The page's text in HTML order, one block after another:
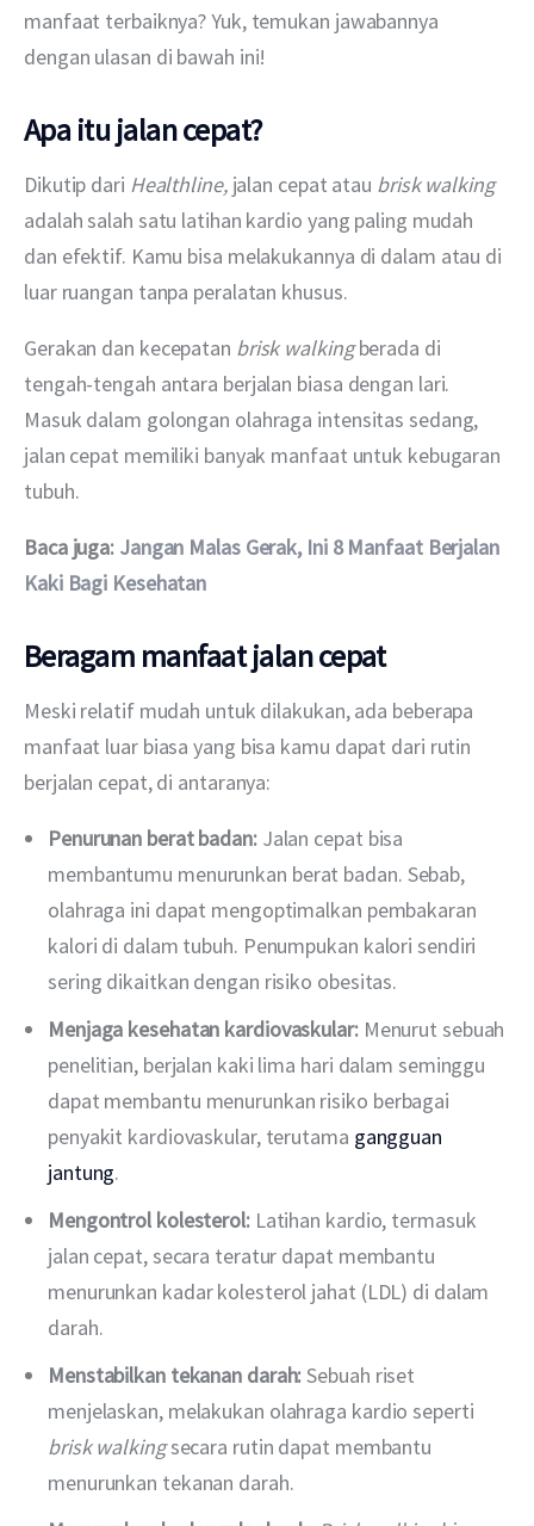
manfaat terbaiknya? Yuk, temukan jawabannya
dengan ulasan di bawah ini!
Apa itu jalan cepat?
Dikutip dari Healthline, jalan cepat atau brisk walking
adalah salah satu latihan kardio yang paling mudah
dan efektif. Kamu bisa melakukannya di dalam atau di
luar ruangan tanpa peralatan khusus.
Gerakan dan kecepatan brisk walking berada di
tengah-tengah antara berjalan biasa dengan lari.
Masuk dalam golongan olahraga intensitas sedang,
jalan cepat memiliki banyak manfaat untuk kebugaran
tubuh.
Baca juga: Jangan Malas Gerak, Ini 8 Manfaat Berjalan
Kaki Bagi Kesehatan
Beragam manfaat jalan cepat
Meski relatif mudah untuk dilakukan, ada beberapa
manfaat luar biasa yang bisa kamu dapat dari rutin
berjalan cepat, di antaranya:
Penurunan berat badan: Jalan cepat bisa
membantumu menurunkan berat badan. Sebab,
olahraga ini dapat mengoptimalkan pembakaran
kalori di dalam tubuh. Penumpukan kalori sendiri
sering dikaitkan dengan risiko obesitas.
Menjaga kesehatan kardiovaskular:Menurut sebuah
penelitian, berjalan kaki lima hari dalam seminggu
dapat membantu menurunkan risiko berbagai
penyakit kardiovaskular, terutama gangguan
jantung.
Mengontrol kolesterol:Latihan kardio, termasuk
jalan cepat, secara teratur dapat membantu
menurunkan kadar kolesterol jahat (LDL) di dalam
darah.
Menstabilkan tekanan darah:Sebuah riset
menjelaskan, melakukan olahraga kardio seperti
brisk walkingsecara rutin dapat membantu
menurunkan tekanan darah.